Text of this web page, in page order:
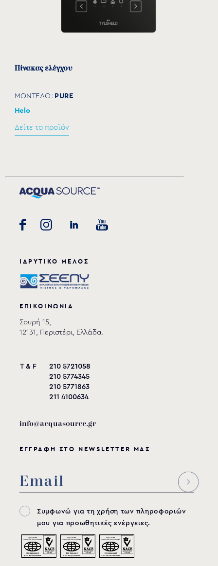
Πίνακας ελέγχου
ΜΟΝΤΕΛΟ: PURE
Helo
Δείτε το προϊόν
ΙΔΡΥΤΙΚΟ ΜΕΛΟΣ
ΕΠΙΚΟΙΝΩΝΙΑ
Σουρή 15,
12131, Περιστέρι, Ελλάδα.
T & F
210 5721058
210 5774345
210 5771863
211 4100634
info@acquasource.gr
ΕΓΓΡΑΦΗ ΣΤΟ NEWSLETTER ΜΑΣ
Συμφωνώ για τη χρήση των πληροφοριών
μου για προωθητικές ενέργειες.